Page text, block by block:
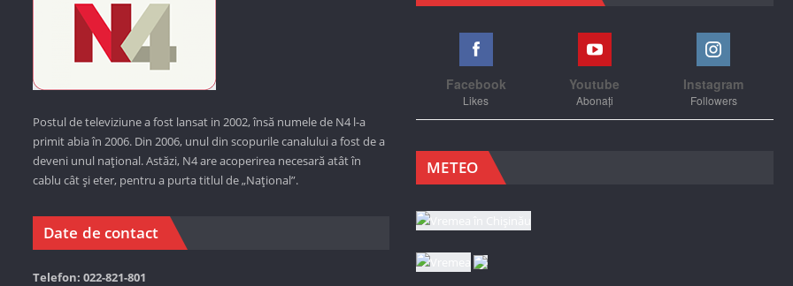
Postul de televiziune a fost lansat in 2002, însă numele de N4 l-a
primit abia în 2006. Din 2006, unul din scopurile canalului a fost de a
deveni unul național. Astăzi, N4 are acoperirea necesară atât în
cablu cât și eter, pentru a purta titlul de „Național”.
Date de contact
Telefon: 022-821-801
Facebook
Likes
Youtube
Abonați
Instagram
Followers
METEO